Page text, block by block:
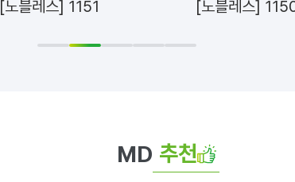
[노블레스] 1151 [노블레스]
1 2 3 4 5
MD 추천